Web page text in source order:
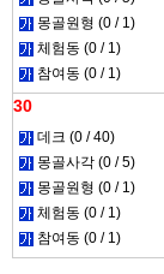
몽골원형 (0 / 1)
체험동 (0 / 1)
참여동 (0 / 1)
30
데크 (0 / 40)
몽골사각 (0 / 5)
몽골원형 (0 / 1)
체험동 (0 / 1)
참여동 (0 / 1)